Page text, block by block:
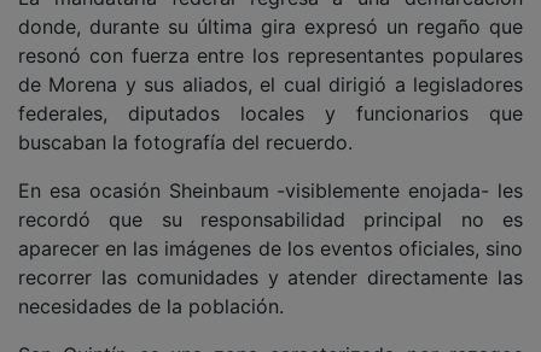
donde, durante su última gira expresó un regaño que
resonó con fuerza entre los representantes populares
de Morena y sus aliados, el cual dirigió a legisladores
federales, diputados locales y funcionarios que
buscaban la fotografía del recuerdo.
En esa ocasión Sheinbaum -visiblemente enojada- les
recordó que su responsabilidad principal no es
aparecer en las imágenes de los eventos oficiales, sino
recorrer las comunidades y atender directamente las
necesidades de la población.